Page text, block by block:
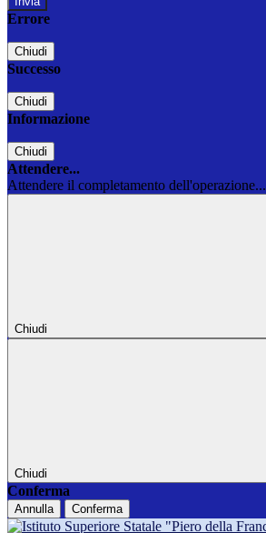
Errore
Chiudi
Successo
Chiudi
Informazione
Chiudi
Attendere...
Attendere il completamento dell'operazione...
Chiudi
Chiudi
Conferma
Annulla Conferma